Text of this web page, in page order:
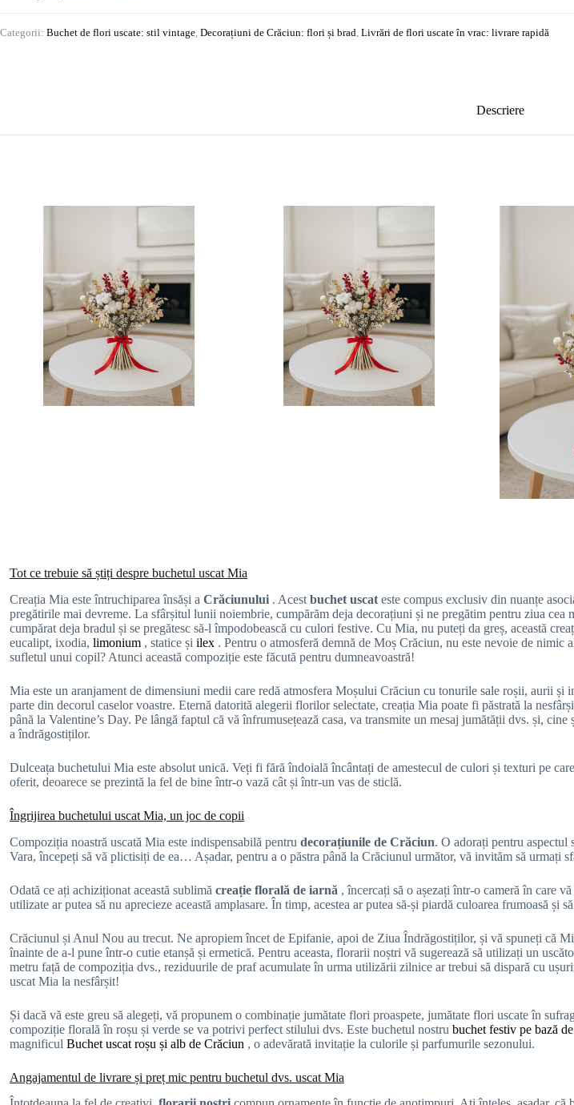
Categorii: Buchet de flori uscate: stil vintage Decorațiuni de Crăciun: flori și brad Livrări de flori uscate în vrac: livrare rapidă
Descriere
Tot ce trebuie să știți despre buchetul uscat Mia
Creația Mia este întruchiparea însăși a Crăciunului . Acest buchet uscat este compus exclusiv din nuanțe
pregătirile mai devreme. La sfârșitul lunii noiembrie, cumpărăm deja decorațiuni și ne pregătim pentru ziua
cumpărat deja bradul și se pregătesc să-l împodobească cu culori festive. Cu Mia, nu puteți da greș, această
eucalipt, ixodia, limonium , statice și ilex . Pentru o atmosferă demnă de Moș Crăciun, nu este nevoie de
sufletul unui copil? Atunci această compoziție este făcută pentru dumneavoastră!
Mia este un aranjament de dimensiuni medii care redă atmosfera Moșului Crăciun cu tonurile sale roșii, aurii
parte din decorul caselor voastre. Eternă datorită alegerii florilor selectate, creația Mia poate fi păstrată la
până la Valentine’s Day. Pe lângă faptul că vă înfrumusețează casa, va transmite un mesaj jumătății dvs. și,
a îndrăgostiților.
Dulceața buchetului Mia este absolut unică. Veți fi fără îndoială încântați de amestecul de culori și texturi pe
oferit, deoarece se prezintă la fel de bine într-o vază cât și într-un vas de sticlă.
Îngrijirea buchetului uscat Mia, un joc de copii
Compoziția noastră uscată Mia este indispensabilă pentru decorațiunile de Crăciun. O adorați pentru aspectul
Vara, începeți să vă plictisiți de ea… Așadar, pentru a o păstra până la Crăciunul următor, vă invităm să urmați
Odată ce ați achiziționat această sublimă creație florală de iarnă , încercați să o așezați într-o cameră în care
utilizate ar putea să nu aprecieze această amplasare. În timp, acestea ar putea să-și piardă culoarea frumoasă și
Crăciunul și Anul Nou au trecut. Ne apropiem încet de Epifanie, apoi de Ziua Îndrăgostiților, și vă spuneți că
înainte de a-l pune într-o cutie etanșă și ermetică. Pentru aceasta, florarii noștri vă sugerează să utilizați un
metru față de compoziția dvs., reziduurile de praf acumulate în urma utilizării zilnice ar trebui să dispară cu
uscat Mia la nesfârșit!
Și dacă vă este greu să alegeți, vă propunem o combinație jumătate flori proaspete, jumătate flori uscate în
compoziție florală în roșu și verde se va potrivi perfect stilului dvs. Este buchetul nostru buchet festiv pe bază
magnificul Buchet uscat roșu și alb de Crăciun , o adevărată invitație la culorile și parfumurile sezonului.
Angajamentul de livrare și preț mic pentru buchetul dvs. uscat Mia